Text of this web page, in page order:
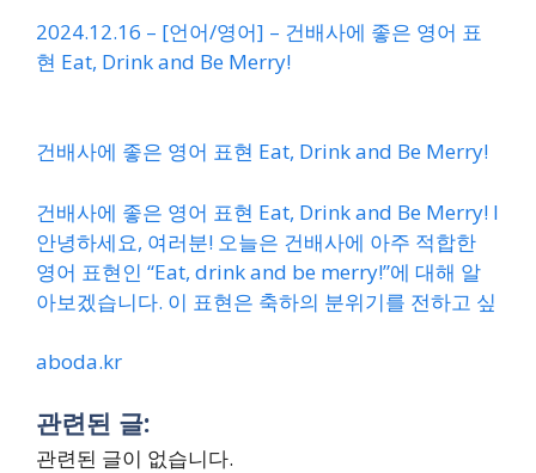
2024.12.16 – [언어/영어] – 건배사에 좋은 영어 표
현 Eat, Drink and Be Merry!
건배사에 좋은 영어 표현 Eat, Drink and Be Merry!
건배사에 좋은 영어 표현 Eat, Drink and Be Merry! l
안녕하세요, 여러분! 오늘은 건배사에 아주 적합한
영어 표현인 “Eat, drink and be merry!”에 대해 알
아보겠습니다. 이 표현은 축하의 분위기를 전하고 싶
aboda.kr
관련된 글:
관련된 글이 없습니다.